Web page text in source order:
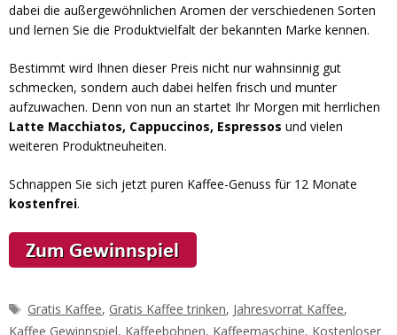
dabei die außergewöhnlichen Aromen der verschiedenen Sorten
und lernen Sie die Produktvielfalt der bekannten Marke kennen.
Bestimmt wird Ihnen dieser Preis nicht nur wahnsinnig gut
schmecken, sondern auch dabei helfen frisch und munter
aufzuwachen. Denn von nun an startet Ihr Morgen mit herrlichen
Latte Macchiatos, Cappuccinos, Espressos und vielen
weiteren Produktneuheiten.
Schnappen Sie sich jetzt puren Kaffee-Genuss für 12 Monate
kostenfrei.
Schlagwörter
Gratis Kaffee, Gratis Kaffee trinken, Jahresvorrat Kaffee,
Kaffee Gewinnspiel, Kaffeebohnen, Kaffeemaschine, Kostenloser